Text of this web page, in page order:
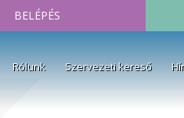
BELÉPÉS
Rólunk Szervezeti kereső